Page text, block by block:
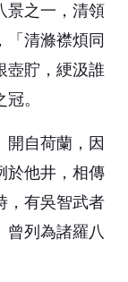
景之一，清領
「清滌襟煩同
壺貯，綆汲誰
。
開自荷蘭，因
於他井，相傳
，有吳智武者
曾列為諸羅八